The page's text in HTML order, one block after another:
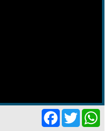
Facebook
Twitter